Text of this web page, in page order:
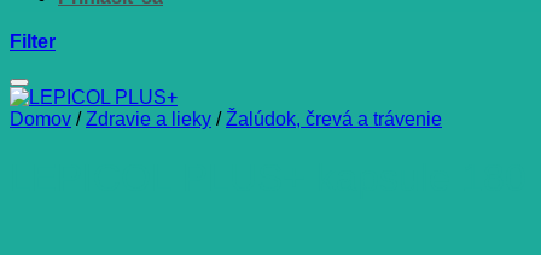
Filter
Domov / Zdravie a lieky / Žalúdok, črevá a trávenie